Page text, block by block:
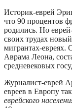
Историк-еврей
что 90 процентов
родились. Но
своих трудах
мигрантах-евреях.
Аврама Леона,
средневековых
Журналист-еврей
евреев в Европу
еврейского